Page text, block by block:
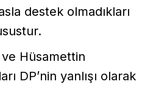
destek olmadıkları
Hüsamettin
DP’nin yanlışı olarak